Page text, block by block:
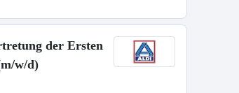
der Ersten
w/d)